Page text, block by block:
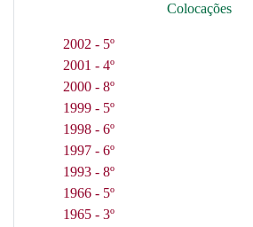
Colocações
2002 - 5º
2001 - 4º
2000 - 8º
1999 - 5º
1998 - 6º
1997 - 6º
1993 - 8º
1966 - 5º
1965 - 3º